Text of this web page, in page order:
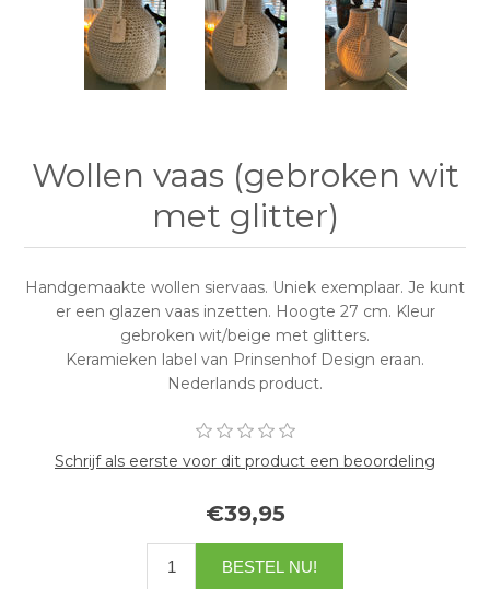
Wollen vaas (gebroken wit
met glitter)
Handgemaakte wollen siervaas. Uniek exemplaar. Je kunt
er een glazen vaas inzetten. Hoogte 27 cm. Kleur
gebroken wit/beige met glitters.
Keramieken label van Prinsenhof Design eraan.
Nederlands product.
Schrijf als eerste voor dit product een beoordeling
€39,95